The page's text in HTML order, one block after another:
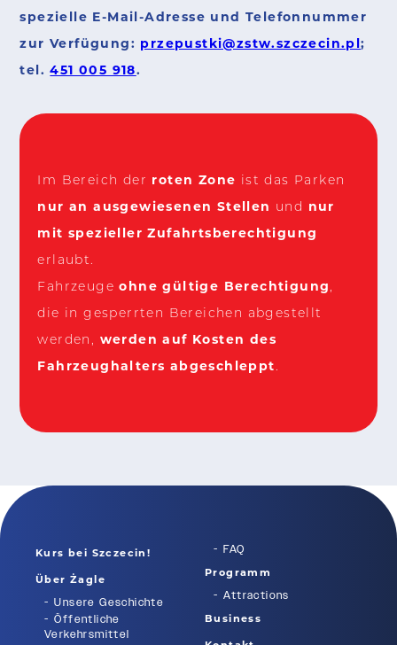
spezielle E-Mail-Adresse und Telefonnummer
zur Verfügung: przepustki@zstw.szczecin.pl;
tel.451 005 918.
Im Bereich der roten Zone ist das Parken
nur an ausgewiesenen Stellen und nur
mit spezieller Zufahrtsberechtigung
erlaubt.
Fahrzeugeohne gültige Berechtigung,
die in gesperrten Bereichen abgestellt
werden, werden auf Kosten des
Fahrzeughalters abgeschleppt.
Kurs bei Szczecin!
Über Żagle
Unsere Geschichte
Öffentliche
Verkehrsmittel
FAQ
Programm
Attractions
Business